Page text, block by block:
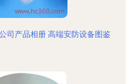
司产品相册 高端安防设备图鉴